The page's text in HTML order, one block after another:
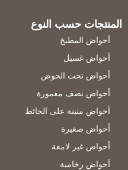
المنتجات حسب النوع
أحواض المطبخ
أحواض غسيل
أحواض تحت الحوض
أحواض نصف مغمورة
أحواض مثبتة على الحائط
أحواض صغيرة
أحواض غير لامعة
أحواض رخامية